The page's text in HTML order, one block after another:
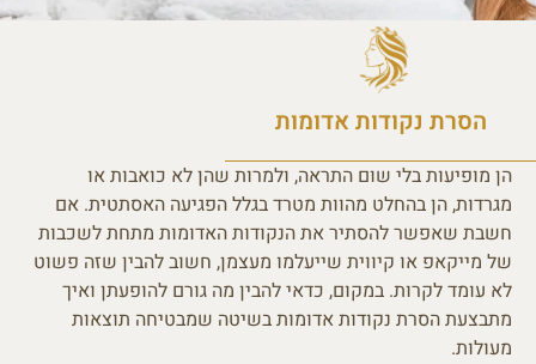
הסרת נקודות אדומות
הן מופיעות בלי שום התראה, ולמרות שהן לא כואבות או
מגרדות, הן בהחלט מהוות מטרד בגלל הפגיעה האסתטית. אם
חשבת שאפשר להסתיר את הנקודות האדומות מתחת לשכבות
של מייקאפ או קיווית שייעלמו מעצמן, חשוב להבין שזה פשוט
לא עומד לקרות. במקום, כדאי להבין מה גורם להופעתן ואיך
מתבצעת הסרת נקודות אדומות בשיטה שמבטיחה תוצאות
מעולות.